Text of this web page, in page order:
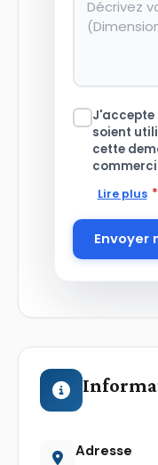
J'accepte
soient
cette
Lire plus *
Envoyer
Adresse